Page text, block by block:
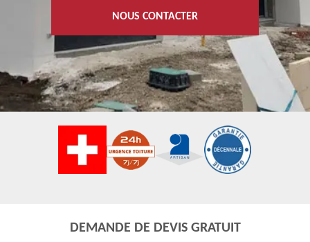
NOUS CONTACTER
DEMANDE DE DEVIS GRATUIT